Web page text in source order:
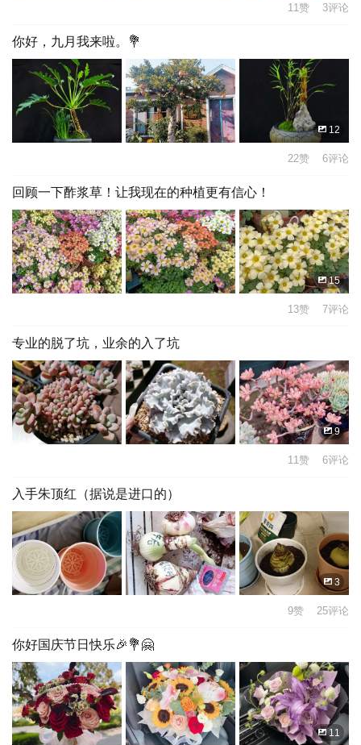
11赞 3评论
你好，九月我来啦。💐
12
22赞 6评论
回顾一下酢浆草！让我现在的种植更有信心！
15
13赞 7评论
专业的脱了坑，业余的入了坑
9
11赞 6评论
入手朱顶红（据说是进口的）
3
9赞 25评论
你好国庆节日快乐🎉💐🤗
11